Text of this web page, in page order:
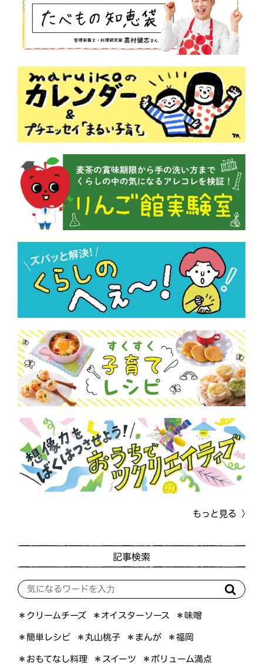
もっと見る
記事検索
＊クリームチーズ ＊オイスターソース ＊味噌
＊簡単レシピ ＊丸山桃子 ＊まんが ＊福岡
＊おもてなし料理 ＊スイーツ ＊ボリューム満点